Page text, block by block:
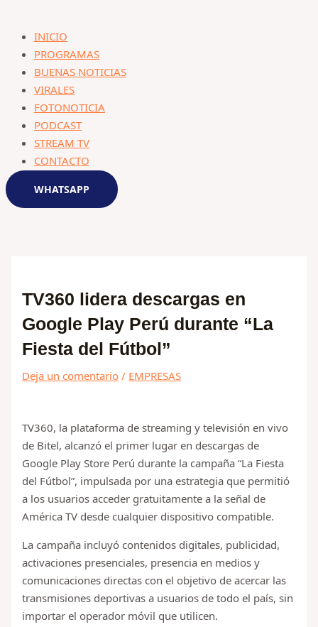
INICIO
PROGRAMAS
BUENAS NOTICIAS
VIRALES
FOTONOTICIA
PODCAST
STREAM TV
CONTACTO
WHATSAPP
TV360 lidera descargas en
Google Play Perú durante “La
Fiesta del Fútbol”
Deja un comentario / EMPRESAS
TV360, la plataforma de streaming y televisión en vivo
de Bitel, alcanzó el primer lugar en descargas de
Google Play Store Perú durante la campaña “La Fiesta
del Fútbol”, impulsada por una estrategia que permitió
a los usuarios acceder gratuitamente a la señal de
América TV desde cualquier dispositivo compatible.
La campaña incluyó contenidos digitales, publicidad,
activaciones presenciales, presencia en medios y
comunicaciones directas con el objetivo de acercar las
transmisiones deportivas a usuarios de todo el país, sin
importar el operador móvil que utilicen.